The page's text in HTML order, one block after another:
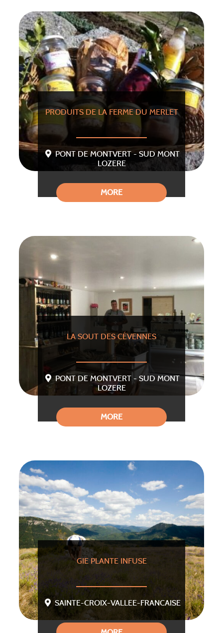
PRODUITS DE LA FERME DU MERLET
PONT DE MONTVERT - SUD MONT
LOZERE
MORE
LA SOUT DES CÉVENNES
PONT DE MONTVERT - SUD MONT
LOZERE
MORE
GIE PLANTE INFUSE
SAINTE-CROIX-VALLEE-FRANCAISE